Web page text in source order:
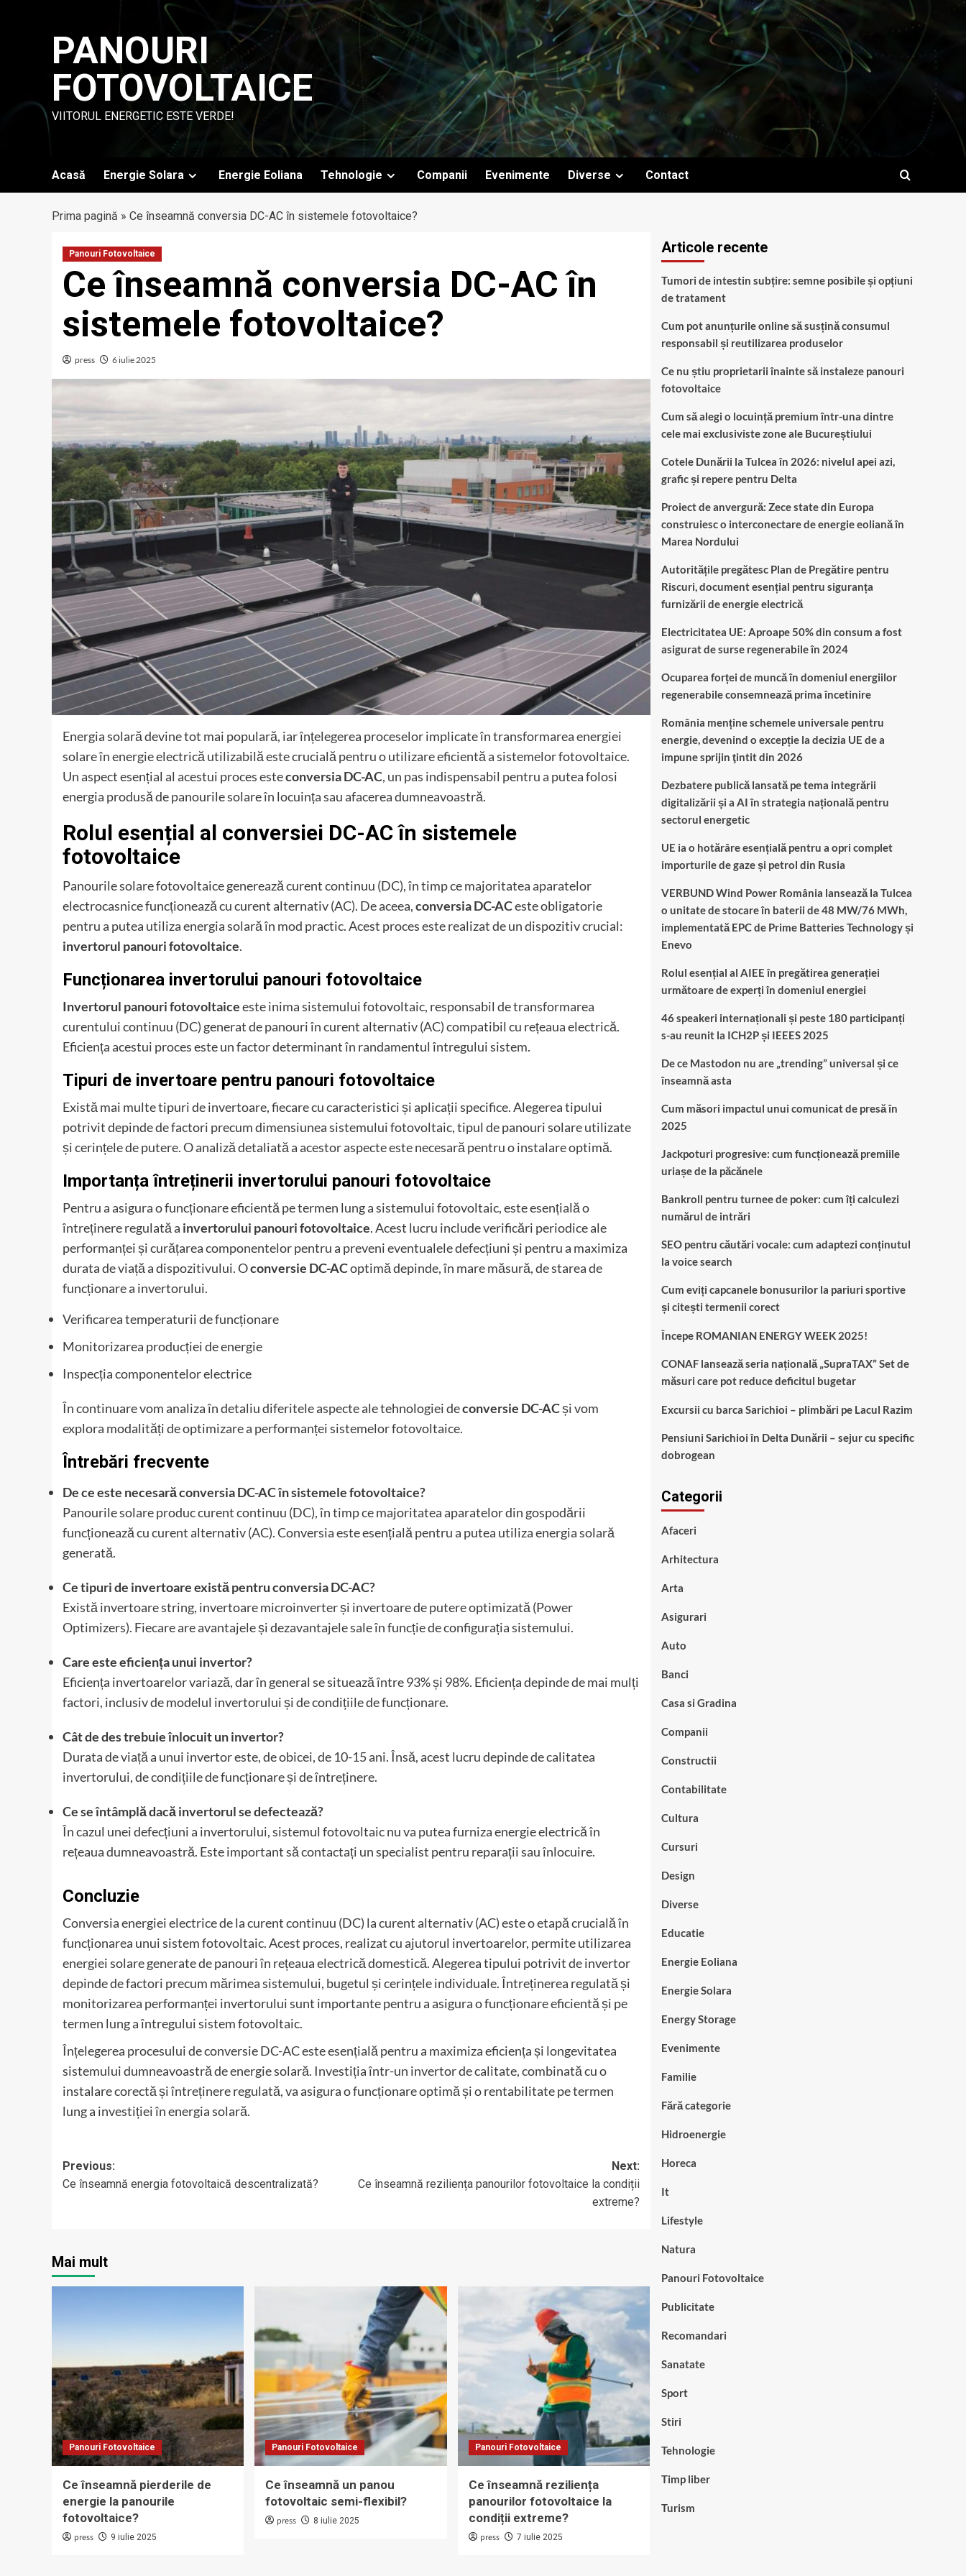
PANOURI
FOTOVOLTAICE
VIITORUL ENERGETIC ESTE VERDE!
Acasă Energie Solara Energie Eoliana Tehnologie Companii Evenimente Diverse Contact
Prima pagină » Ce înseamnă conversia DC-AC în sistemele fotovoltaice?
Panouri Fotovoltaice
Ce înseamnă conversia DC-AC în
sistemele fotovoltaice?
press 6 iulie 2025
Energia solară devine tot mai populară, iar înțelegerea proceselor implicate în transformarea energiei
solare în energie electrică utilizabilă este crucială pentru o utilizare eficientă a sistemelor fotovoltaice.
Un aspect esențial al acestui proces esteconversia DC-AC, un pas indispensabil pentru a putea folosi
energia produsă de panourile solare în locuința sau afacerea dumneavoastră.
Rolul esențial al conversiei DC-AC în sistemele
fotovoltaice
Panourile solare fotovoltaice generează curent continuu (DC), în timp ce majoritatea aparatelor
electrocasnice funcționează cu curent alternativ (AC). De aceea,conversia DC-ACeste obligatorie
pentru a putea utiliza energia solară în mod practic. Acest proces este realizat de un dispozitiv crucial:
invertorul panouri fotovoltaice.
Funcționarea invertorului panouri fotovoltaice
Invertorul panouri fotovoltaiceeste inima sistemului fotovoltaic, responsabil de transformarea
curentului continuu (DC) generat de panouri în curent alternativ (AC) compatibil cu rețeaua electrică.
Eficiența acestui proces este un factor determinant în randamentul întregului sistem.
Tipuri de invertoare pentru panouri fotovoltaice
Există mai multe tipuri de invertoare, fiecare cu caracteristici și aplicații specifice. Alegerea tipului
potrivit depinde de factori precum dimensiunea sistemului fotovoltaic, tipul de panouri solare utilizate
și cerințele de putere. O analiză detaliată a acestor aspecte este necesară pentru o instalare optimă.
Importanța întreținerii invertorului panouri fotovoltaice
Pentru a asigura o funcționare eficientă pe termen lung a sistemului fotovoltaic, este esențială o
întreținere regulată a invertorului panouri fotovoltaice. Acest lucru include verificări periodice ale
performanței și curățarea componentelor pentru a preveni eventualele defecțiuni și pentru a maximiza
durata de viață a dispozitivului. Oconversie DC-ACoptimă depinde, în mare măsură, de starea de
funcționare a invertorului.
Verificarea temperaturii de funcționare
Monitorizarea producției de energie
Inspecția componentelor electrice
În continuare vom analiza în detaliu diferitele aspecte ale tehnologiei deconversie DC-ACși vom
explora modalități de optimizare a performanței sistemelor fotovoltaice.
Întrebări frecvente
De ce este necesară conversia DC-AC în sistemele fotovoltaice?
Panourile solare produc curent continuu (DC), în timp ce majoritatea aparatelor din gospodării
funcționează cu curent alternativ (AC). Conversia este esențială pentru a putea utiliza energia solară
generată.
Ce tipuri de invertoare există pentru conversia DC-AC?
Există invertoare string, invertoare microinverter și invertoare de putere optimizată (Power
Optimizers). Fiecare are avantajele și dezavantajele sale în funcție de configurația sistemului.
Care este eficiența unui invertor?
Eficiența invertoarelor variază, dar în general se situează între 93% și 98%. Eficiența depinde de mai mulți
factori, inclusiv de modelul invertorului și de condițiile de funcționare.
Cât de des trebuie înlocuit un invertor?
Durata de viață a unui invertor este, de obicei, de 10-15 ani. Însă, acest lucru depinde de calitatea
invertorului, de condițiile de funcționare și de întreținere.
Ce se întâmplă dacă invertorul se defectează?
În cazul unei defecțiuni a invertorului, sistemul fotovoltaic nu va putea furniza energie electrică în
rețeaua dumneavoastră. Este important să contactați un specialist pentru reparații sau înlocuire.
Concluzie
Conversia energiei electrice de la curent continuu (DC) la curent alternativ (AC) este o etapă crucială în
funcționarea unui sistem fotovoltaic. Acest proces, realizat cu ajutorul invertoarelor, permite utilizarea
energiei solare generate de panouri în rețeaua electrică domestică. Alegerea tipului potrivit de invertor
depinde de factori precum mărimea sistemului, bugetul și cerințele individuale. Întreținerea regulată și
monitorizarea performanței invertorului sunt importante pentru a asigura o funcționare eficientă și pe
termen lung a întregului sistem fotovoltaic.
Înțelegerea procesului de conversie DC-AC este esențială pentru a maximiza eficiența și longevitatea
sistemului dumneavoastră de energie solară. Investiția într-un invertor de calitate, combinată cu o
instalare corectă și întreținere regulată, va asigura o funcționare optimă și o rentabilitate pe termen
lung a investiției în energia solară.
Post
navigation
Previous:
Ce înseamnă energia fotovoltaică descentralizată?
Next:
Ce înseamnă reziliența panourilor fotovoltaice la condiții
extreme?
Mai mult
Panouri Fotovoltaice
Ce înseamnă pierderile de
energie la panourile
fotovoltaice?
press 9 iulie 2025
Panouri Fotovoltaice
Ce înseamnă un panou
fotovoltaic semi-flexibil?
press 8 iulie 2025
Panouri Fotovoltaice
Ce înseamnă reziliența
panourilor fotovoltaice la
condiții extreme?
press 7 iulie 2025
Articole recente
Tumori de intestin subțire: semne posibile și opțiuni
de tratament
Cum pot anunțurile online să susțină consumul
responsabil și reutilizarea produselor
Ce nu știu proprietarii înainte să instaleze panouri
fotovoltaice
Cum să alegi o locuință premium într-una dintre
cele mai exclusiviste zone ale Bucureștiului
Cotele Dunării la Tulcea în 2026: nivelul apei azi,
grafic și repere pentru Delta
Proiect de anvergură: Zece state din Europa
construiesc o interconectare de energie eoliană în
Marea Nordului
Autoritățile pregătesc Plan de Pregătire pentru
Riscuri, document esențial pentru siguranța
furnizării de energie electrică
Electricitatea UE: Aproape 50% din consum a fost
asigurat de surse regenerabile în 2024
Ocuparea forței de muncă în domeniul energiilor
regenerabile consemnează prima încetinire
România menține schemele universale pentru
energie, devenind o excepție la decizia UE de a
impune sprijin ţintit din 2026
Dezbatere publică lansată pe tema integrării
digitalizării și a AI în strategia națională pentru
sectorul energetic
UE ia o hotărâre esențială pentru a opri complet
importurile de gaze și petrol din Rusia
VERBUND Wind Power România lansează la Tulcea
o unitate de stocare în baterii de 48 MW/76 MWh,
implementată EPC de Prime Batteries Technology și
Enevo
Rolul esențial al AIEE în pregătirea generației
următoare de experți în domeniul energiei
46 speakeri internaționali și peste 180 participanți
s-au reunit la ICH2P și IEEES 2025
De ce Mastodon nu are „trending” universal și ce
înseamnă asta
Cum măsori impactul unui comunicat de presă în
2025
Jackpoturi progresive: cum funcționează premiile
uriașe de la păcănele
Bankroll pentru turnee de poker: cum îți calculezi
numărul de intrări
SEO pentru căutări vocale: cum adaptezi conținutul
la voice search
Cum eviți capcanele bonusurilor la pariuri sportive
și citești termenii corect
Începe ROMANIAN ENERGY WEEK 2025!
CONAF lansează seria națională „SupraTAX” Set de
măsuri care pot reduce deficitul bugetar
Excursii cu barca Sarichioi – plimbări pe Lacul Razim
Pensiuni Sarichioi în Delta Dunării – sejur cu specific
dobrogean
Categorii
Afaceri
Arhitectura
Arta
Asigurari
Auto
Banci
Casa si Gradina
Companii
Constructii
Contabilitate
Cultura
Cursuri
Design
Diverse
Educatie
Energie Eoliana
Energie Solara
Energy Storage
Evenimente
Familie
Fără categorie
Hidroenergie
Horeca
It
Lifestyle
Natura
Panouri Fotovoltaice
Publicitate
Recomandari
Sanatate
Sport
Stiri
Tehnologie
Timp liber
Turism